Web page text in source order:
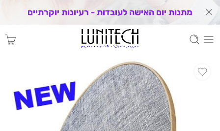
מתנות יום האישה לעובדות - רעיונות יוקרתיים